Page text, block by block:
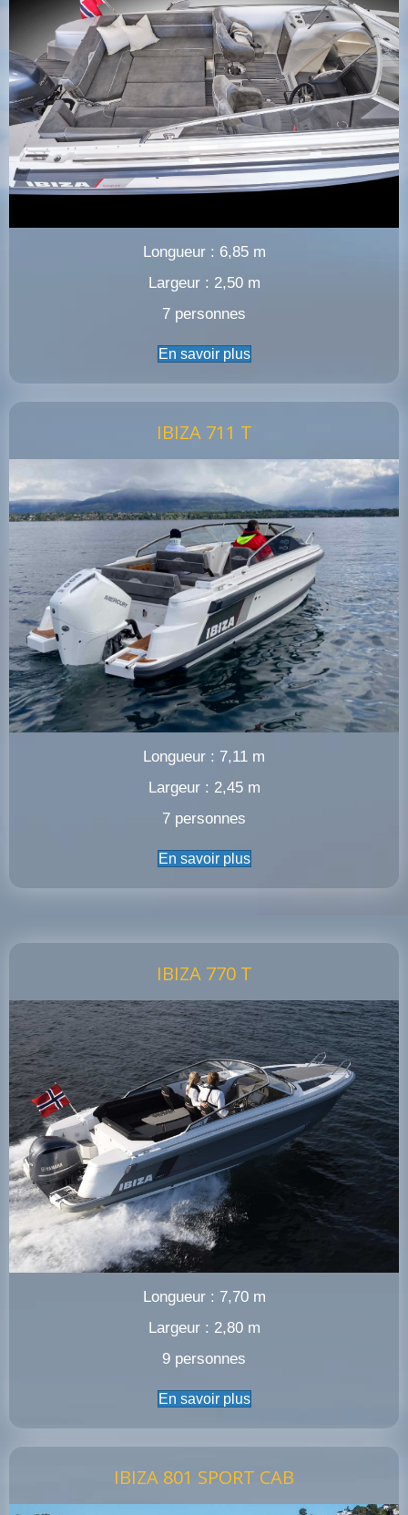
Longueur : 6,85 m
Largeur : 2,50 m
7 personnes
En savoir plus
IBIZA 711 T
Longueur : 7,11 m
Largeur : 2,45 m
7 personnes
En savoir plus
IBIZA 770 T
Longueur : 7,70 m
Largeur : 2,80 m
9 personnes
En savoir plus
IBIZA 801 SPORT CAB